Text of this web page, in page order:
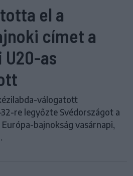
el a
címet a
as
válogatott
re legyőzte Svédországot a
bajnokság vasárnapi,